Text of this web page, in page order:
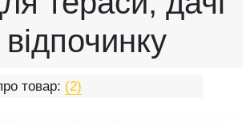
товар: (2)